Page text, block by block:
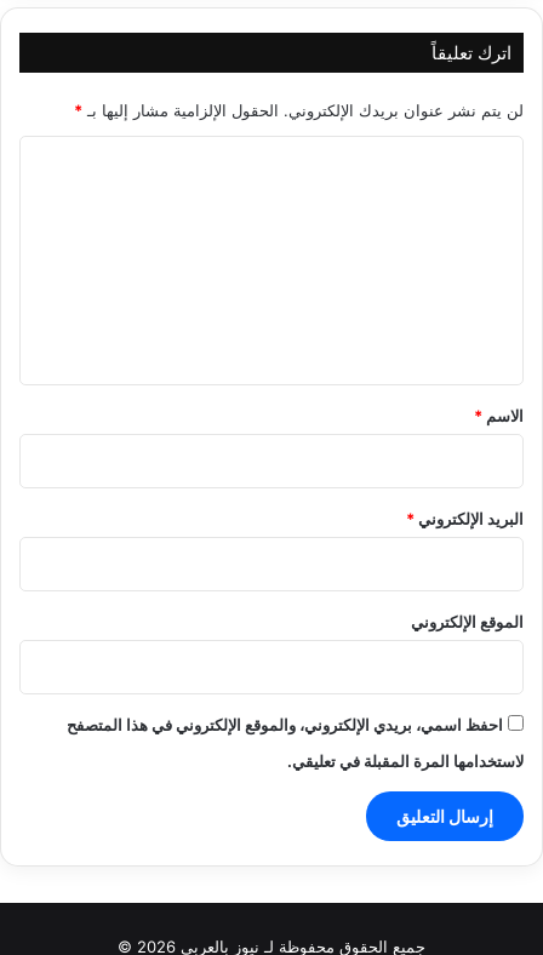
اترك تعليقاً
لن يتم نشر عنوان بريدك الإلكتروني. الحقول الإلزامية مشار إليها بـ*
*
الاسم *
البريد الإلكتروني*
الموقع الإلكتروني
احفظ اسمي، بريدي الإلكتروني، والموقع الإلكتروني في هذا المتصفح
لاستخدامها المرة المقبلة في تعليقي.
جميع الحقوق محفوظة لـ نيوز بالعربي 2026 ©